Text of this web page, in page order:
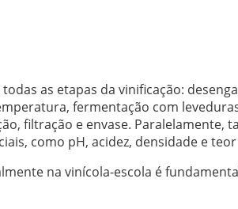
as etapas da vinificação:
fermentação com
filtração e envase. Paralelamente,
como pH, acidez, densidade e
na vinícola-escola é